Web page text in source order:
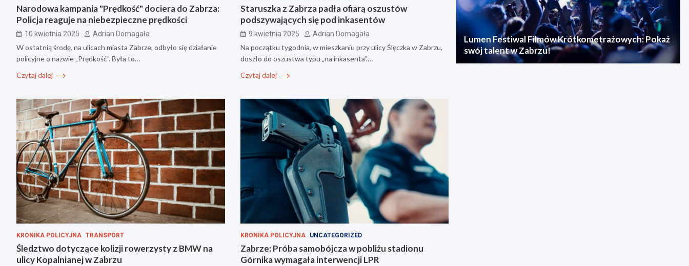
Narodowa kampania "Prędkość" dociera do Zabrza:
Policja reaguje na niebezpieczne prędkości
10 kwietnia 2025 Adrian Domagała
W ostatnią środę, na ulicach miasta Zabrze, odbyło się działanie
policyjne o nazwie „Prędkość”. Była to…
Czytaj dalej
Staruszka z Zabrza padła ofiarą oszustów
podszywających się pod inkasentów
9 kwietnia 2025 Adrian Domagała
Na początku tygodnia, w mieszkaniu przy ulicy Ślęczka w Zabrzu,
doszło do oszustwa typu „na inkasenta”.…
Czytaj dalej
KRONIKA POLICYJNA TRANSPORT
Śledztwo dotyczące kolizji rowerzysty z BMW na
ulicy Kopalnianej w Zabrzu
KRONIKA POLICYJNA UNCATEGORIZED
Zabrze: Próba samobójcza w pobliżu stadionu
Górnika wymagała interwencji LPR
Lumen Festiwal Filmów Krótkometrażowych: Pokaż
swój talent w Zabrzu!